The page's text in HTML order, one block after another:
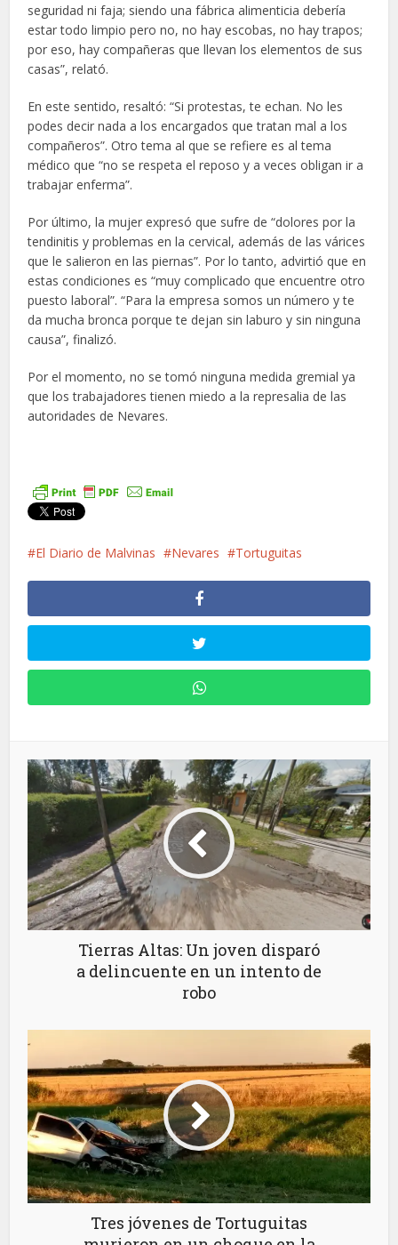
seguridad ni faja; siendo una fábrica alimenticia debería
estar todo limpio pero no, no hay escobas, no hay trapos;
por eso, hay compañeras que llevan los elementos de sus
casas”, relató.
En este sentido, resaltó: “Si protestas, te echan. No les
podes decir nada a los encargados que tratan mal a los
compañeros”. Otro tema al que se refiere es al tema
médico que “no se respeta el reposo y a veces obligan ir a
trabajar enferma”.
Por último, la mujer expresó que sufre de “dolores por la
tendinitis y problemas en la cervical, además de las várices
que le salieron en las piernas”. Por lo tanto, advirtió que en
estas condiciones es “muy complicado que encuentre otro
puesto laboral”. “Para la empresa somos un número y te
da mucha bronca porque te dejan sin laburo y sin ninguna
causa”, finalizó.
Por el momento, no se tomó ninguna medida gremial ya
que los trabajadores tienen miedo a la represalia de las
autoridades de Nevares.
El Diario de Malvinas Nevares Tortuguitas
Tierras Altas: Un joven disparó
a delincuente en un intento de
robo
Tres jóvenes de Tortuguitas